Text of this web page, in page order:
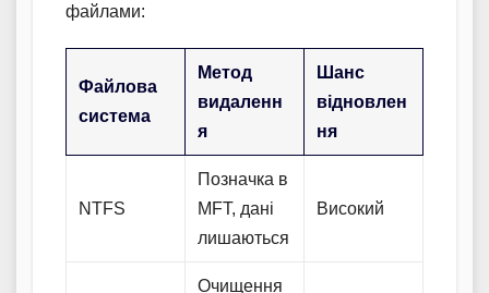
файлами:
Файлова
система
Метод
видаленн
я
Шанс
відновлен
ня
NTFS
Позначка в
MFT, дані
лишаються
Високий
Очищення